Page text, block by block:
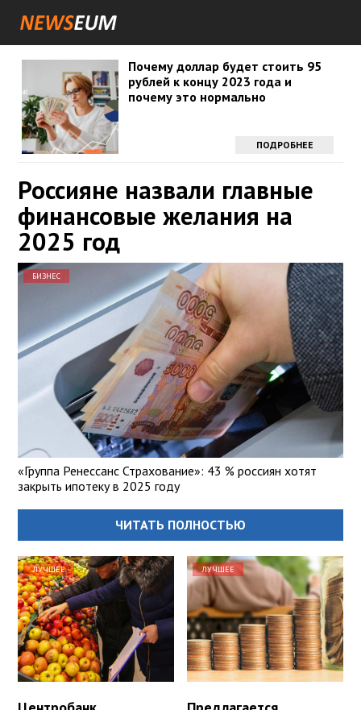
Почему доллар будет стоить 95
рублей к концу 2023 года и
почему это нормально
ПОДРОБНЕЕ
Россияне назвали главные
финансовые желания на
2025 год
БИЗНЕС
«Группа Ренессанс Страхование»: 43 % россиян хотят
закрыть ипотеку в 2025 году
ЧИТАТЬ ПОЛНОСТЬЮ
ЛУЧШЕЕ ЛУЧШЕЕ